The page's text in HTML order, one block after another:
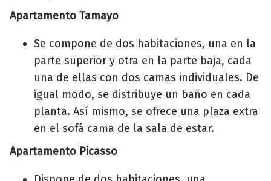
Apartamento Tamayo
Se compone de dos habitaciones, una en la
parte superior y otra en la parte baja, cada
una de ellas con dos camas individuales. De
igual modo, se distribuye un baño en cada
planta. Así mismo, se ofrece una plaza extra
en el sofá cama de la sala de estar.
Apartamento Picasso